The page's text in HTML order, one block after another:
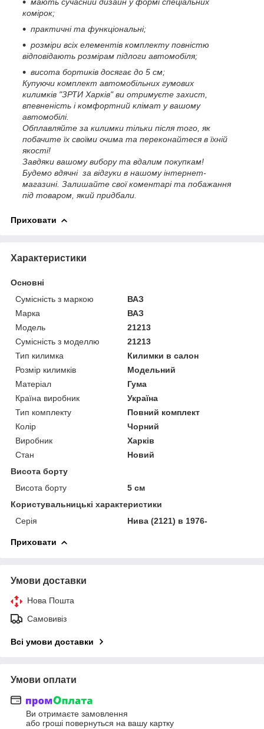
комірок;
практичні та функціональні;
розміри всіх елементів комплекту повністю
відповідають розмірам підлоги автомобіля;
висота бортиків досягає до 5 см;
Купуючи комплект автомобільних гумових
килимків "ЗРТИ Харків" ви отримуєте захист,
впевненість і комфортний клімат у вашому
автомобілі.
Обплавляйте за килимки тільки після того, як
побачите їх своїми очима та переконайтеся в їхній
якості!
Завдяки вашому вибору та вдалим покупкам!
Будемо вдячні за відгуки в нашому інтернет-
магазині. Залишайте свої коментарі та побажання
під товаром, який придбали.
Приховати
Характеристики
Основні
Сумісність з маркою
ВАЗ
Марка
ВАЗ
Модель
21213
Сумісність з моделлю
21213
Тип килимка
Килимки в салон
Розмір килимків
Модельний
Матеріал
Гума
Країна виробник
Україна
Тип комплекту
Повний комплект
Колір
Чорний
Виробник
Харків
Стан
Новий
Висота борту
Висота борту
5 см
Користувальницькі характеристики
Серія
Нива (2121) в 1976-
Приховати
Умови доставки
Нова Пошта
Самовивіз
Всі умови доставки
Умови оплати
Ви отримаєте замовлення
або гроші повернуться на вашу картку